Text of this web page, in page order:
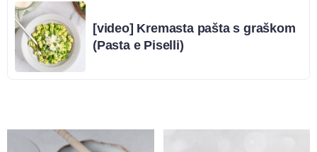
[video] Kremasta pašta s graškom
(Pasta e Piselli)